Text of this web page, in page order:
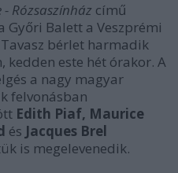
- Rózsaszínház című
Balett a Veszprémi
bérlet harmadik
kedden este hét órakor. A
a nagy magyar
felvonásban
Edith Piaf, Maurice
és Jacques Brel
is megelevenedik.